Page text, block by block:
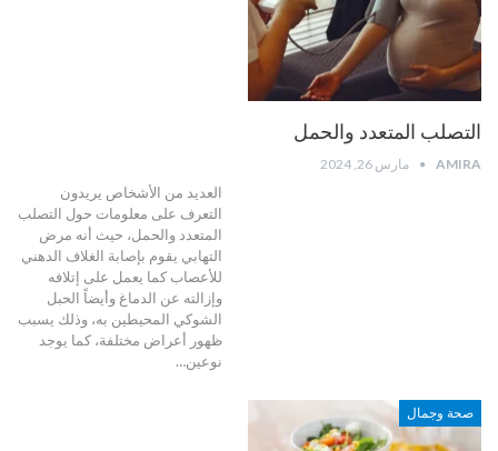
التصلب المتعدد والحمل
AMIRA مارس 26, 2024
العديد من الأشخاص يريدون
التعرف على معلومات حول التصلب
المتعدد والحمل، حيث أنه مرض
التهابي يقوم بإصابة الغلاف الدهني
للأعصاب كما يعمل على إتلافه
وإزالته عن الدماغ وأيضاً الحبل
الشوكي المحيطين به، وذلك يسبب
ظهور أعراض مختلفة، كما يوجد
نوعين…
صحة وجمال